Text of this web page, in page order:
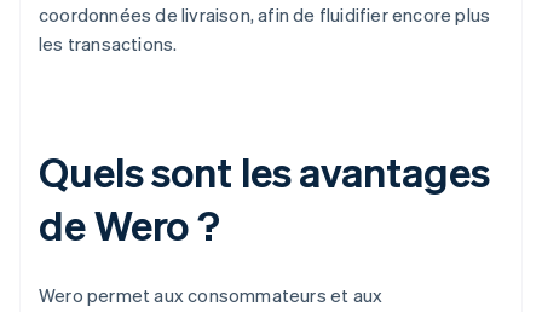
coordonnées de livraison, afin de fluidifier encore plus
les transactions.
Quels sont les avantages
de Wero ?
Wero permet aux consommateurs et aux